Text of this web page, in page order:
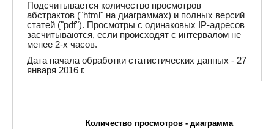
Подсчитывается количество просмотров
абстрактов ("html" на диаграммах) и полных версий
статей ("pdf"). Просмотры с одинаковых IP-адресов
засчитываются, если происходят с интервалом не
менее 2-х часов.
Дата начала обработки статистических данных - 27
января 2016 г.
Количество просмотров - диаграмма